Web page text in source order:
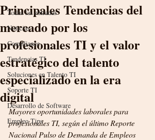
Todas las entradas
Noticias
Compliance
Tendencias TI
Soluciones en Talento TI
Soporte TI
Desarrollo de Software
Empleo Tips
Principales Tendencias del
mercado por los
profesionales TI y el valor
estratégico del talento
especializado en la era
digital
Mayores oportunidades laborales para
profesionales TI, según el último Reporte
Nacional Pulso de Demanda de Empleos